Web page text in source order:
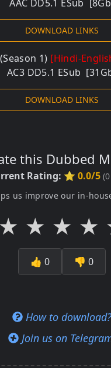
AAC DD5.1 ESub
DOWNLOAD LINKS
1) [Hindi-
AC3 DD5.1 ESub
DOWNLOAD LINKS
this Dubbed
Rating: ⭐ 0.0/5 (0
us improve our in-
★ ★ ★ ★
👍 0 👎 0
How to download?
Join us on